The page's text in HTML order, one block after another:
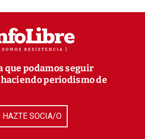
que podamos seguir
periodismo de
HAZTE SOCIA/O